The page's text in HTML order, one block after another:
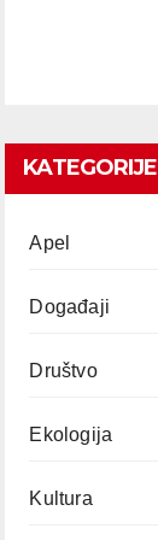
KATEGORIJE
Apel
Događaji
Društvo
Ekologija
Kultura